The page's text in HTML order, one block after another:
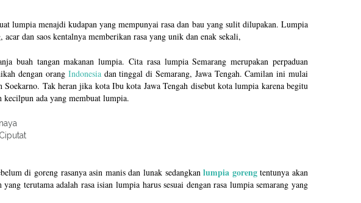
lumpia menajdi kudapan yang mempunyai rasa dan bau yang sulit dilupakan. Lumpia
dan saos kentalnya memberikan rasa yang unik dan enak sekali,
buah tangan makanan lumpia. Cita rasa lumpia Semarang merupakan perpaduan
dengan orang Indonesiadan tinggal di Semarang, Jawa Tengah. Camilan ini mulai
Tak heran jika kota Ibu kota Jawa Tengah disebut kota lumpia karena begitu
ada yang membuat lumpia.
di goreng rasanya asin manis dan lunak sedangkanlumpia gorengtentunya akan
terutama adalah rasa isian lumpia harus sesuai dengan rasa lumpia semarang yang